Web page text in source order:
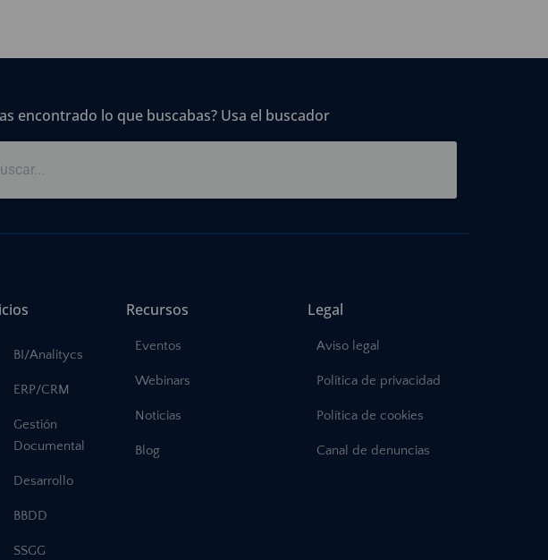
encontrado lo que buscabas? Usa el buscador
BI/Analitycs
ERP/CRM
Gestión
Documental
Desarrollo
BBDD
SSGG
Recursos
Eventos
Webinars
Noticias
Blog
Legal
Aviso legal
Política de privacidad
Política de cookies
Canal de denuncias